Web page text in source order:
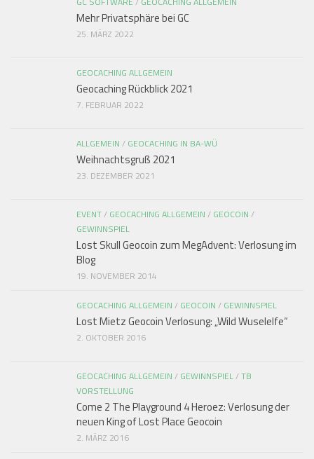
Mehr Privatsphäre bei GC
25. MÄRZ 2022
GEOCACHING ALLGEMEIN
Geocaching Rückblick 2021
7. FEBRUAR 2022
ALLGEMEIN / GEOCACHING IN BA-WÜ
Weihnachtsgruß 2021
23. DEZEMBER 2021
EVENT/ GEOCACHING ALLGEMEIN / GEOCOIN /
GEWINNSPIEL
Lost Skull Geocoin zum MegAdvent: Verlosung im
Blog
19. NOVEMBER 2014
GEOCACHING ALLGEMEIN / GEOCOIN / GEWINNSPIEL
Lost Mietz Geocoin Verlosung: „Wild Wuselelfe“
2. OKTOBER 2016
GEOCACHING ALLGEMEIN / GEWINNSPIEL/TB
VORSTELLUNG
Come 2 The Playground 4 Heroez: Verlosung der
neuen King of Lost Place Geocoin
2. MÄRZ 2016